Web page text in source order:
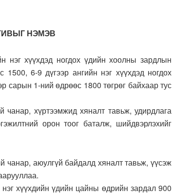
НЭМЭВ
нэг хүүхдэд ногдох үдийн хоолны зардлын
6-9 дүгээр ангийн нэг хүүхдэд ногдох
1-ний өдрөөс 1800 төгрөг байхаар тус
чанар, хүртээмжид хяналт тавьж, удирдлага
орон тоог баталж, шийдвэрлэхийг
чанар, аюулгүй байдалд хяналт тавьж, үүсэж
хүүхдийн үдийн цайны өдрийн зардал 900